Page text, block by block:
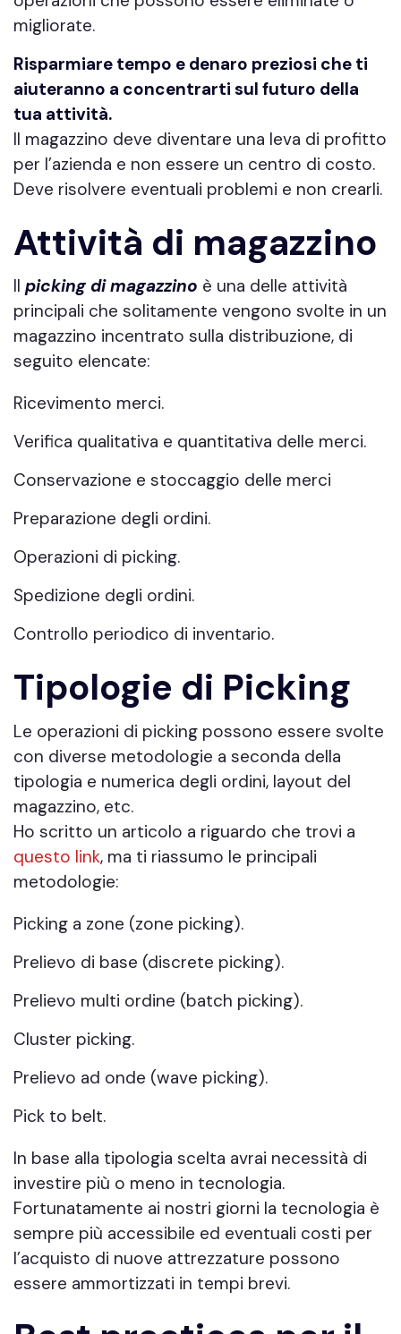
migliorate.
Risparmiare tempo e denaro preziosi che ti
aiuteranno a concentrarti sul futuro della
tua attività.
Il magazzino deve diventare una leva di profitto
per l’azienda e non essere un centro di costo.
Deve risolvere eventuali problemi e non crearli.
Attività di magazzino
Il picking di magazzino è una delle attività
principali che solitamente vengono svolte in un
magazzino incentrato sulla distribuzione, di
seguito elencate:
Ricevimento merci.
Verifica qualitativa e quantitativa delle merci.
Conservazione e stoccaggio delle merci
Preparazione degli ordini.
Operazioni di picking.
Spedizione degli ordini.
Controllo periodico di inventario.
Tipologie di Picking
Le operazioni di picking possono essere svolte
con diverse metodologie a seconda della
tipologia e numerica degli ordini, layout del
magazzino, etc.
Ho scritto un articolo a riguardo che trovi a
questo link, ma ti riassumo le principali
metodologie:
Picking a zone (zone picking).
Prelievo di base (discrete picking).
Prelievo multi ordine (batch picking).
Cluster picking.
Prelievo ad onde (wave picking).
Pick to belt.
In base alla tipologia scelta avrai necessità di
investire più o meno in tecnologia.
Fortunatamente ai nostri giorni la tecnologia è
sempre più accessibile ed eventuali costi per
l’acquisto di nuove attrezzature possono
essere ammortizzati in tempi brevi.